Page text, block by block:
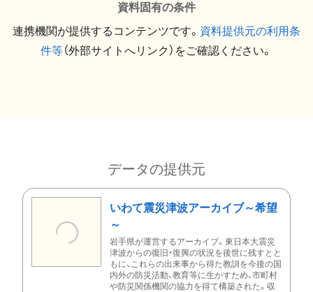
資料固有の条件
連携機関が提供するコンテンツです。 資料提供元の利用条
件等（外部サイトへリンク）をご確認ください。
データの提供元
いわて震災津波アーカイブ～希望
～
岩手県が運営するアーカイブ。東日本大震災
津波からの復旧・復興の状況を後世に残すとと
もに、これらの出来事から得た教訓を今後の国
内外の防災活動、教育等に生かすため、市町村
や防災関係機関の協力を得て構築された。収